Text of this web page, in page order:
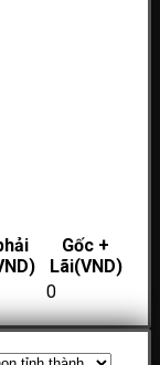
Gốc +
Lãi(VND)
0